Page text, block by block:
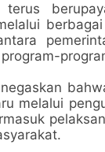
melalui